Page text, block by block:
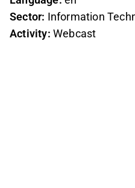
Sector: Information
Activity: Webcast